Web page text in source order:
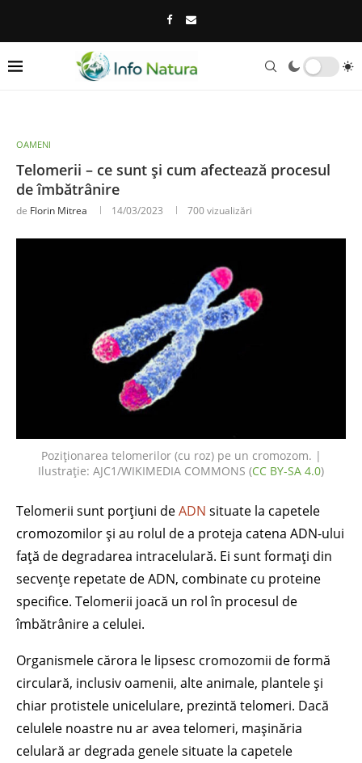
OAMENI
Telomerii – ce sunt și cum afectează procesul
de îmbătrânire
de Florin Mitrea 14/03/2023 700vizualizări
Poziționarea telomerilor (cu roz) pe un cromozom. |
Ilustrație: AJC1/WIKIMEDIA COMMONS (CC BY-SA 4.0)
Telomerii sunt porțiuni deADN situate la capetele
cromozomilor și au rolul de a proteja catena ADN-ului
față de degradarea intracelulară. Ei sunt formați din
secvențe repetate de ADN, combinate cu proteine
specifice. Telomerii joacă un rol în procesul de
îmbătrânire a celulei.
Organismele cărora le lipsesc cromozomii de formă
circulară, inclusiv oamenii, alte animale, plantele și
chiar protistele unicelulare, prezintă telomeri. Dacă
celulele noastre nu ar avea telomeri, mașinăria
celulară ar degrada genele situate la capetele